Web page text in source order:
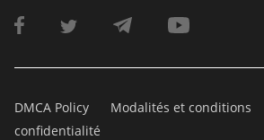
DMCA Policy Modalités et conditions
confidentialité